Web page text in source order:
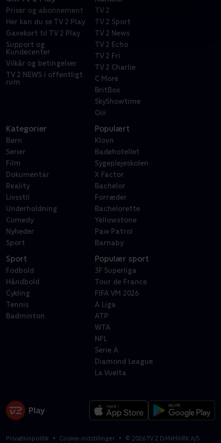
Priser og abonnement
Her kan du se TV 2 Play
Gavekort til TV 2 Play
Support og
Kundecenter
Vilkår og betingelser
TV 2 NEWS i offentligt
rum
TV 2
TV 2 Sport
TV 2 News
TV 2 Echo
TV 2 Fri
TV 2 Charlie
C More
BritBox
SkyShowtime
Oiii
Kategorier
Børn
Serier
Film
Dokumentar
Reality
Livsstil
Underholdning
Comedy
Nyheder
Sport
Populært
Klovn
Badehotellet
Sygeplejeskolen
X Factor
Bachelor
Forræder
Bachelorette
Yellowstone
Paw Patrol
Barnaby
Sport
Fodbold
Håndbold
Cykling
Tennis
Badminton
Populær sport
3F Superliga
Tour de France
FIFA VM 2026
A Liga
ATP
WTA
NFL
Serie A
Diamond League
La Vuelta
Privatlivspolitik Cookie-indstillinger © 2026TV 2 DANMARK A/S